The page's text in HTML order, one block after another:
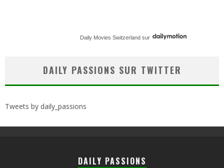
Daily Movies Switzerland sur
DAILY PASSIONS SUR TWITTER
Tweets by daily_passions
DAILY PASSIONS